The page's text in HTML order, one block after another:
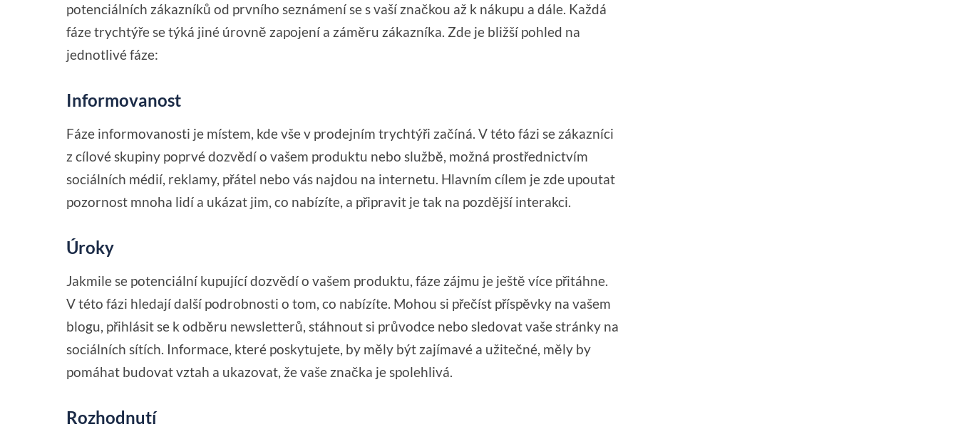
potenciálních zákazníků od prvního seznámení se s vaší značkou až k nákupu a dále. Každá
fáze trychtýře se týká jiné úrovně zapojení a záměru zákazníka. Zde je bližší pohled na
jednotlivé fáze:
Informovanost
Fáze informovanosti je místem, kde vše v prodejním trychtýři začíná. V této fázi se zákazníci
z cílové skupiny poprvé dozvědí o vašem produktu nebo službě, možná prostřednictvím
sociálních médií, reklamy, přátel nebo vás najdou na internetu. Hlavním cílem je zde upoutat
pozornost mnoha lidí a ukázat jim, co nabízíte, a připravit je tak na pozdější interakci.
Úroky
Jakmile se potenciální kupující dozvědí o vašem produktu, fáze zájmu je ještě více přitáhne.
V této fázi hledají další podrobnosti o tom, co nabízíte. Mohou si přečíst příspěvky na vašem
blogu, přihlásit se k odběru newsletterů, stáhnout si průvodce nebo sledovat vaše stránky na
sociálních sítích. Informace, které poskytujete, by měly být zajímavé a užitečné, měly by
pomáhat budovat vztah a ukazovat, že vaše značka je spolehlivá.
Rozhodnutí